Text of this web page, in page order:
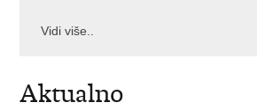
Vidi više..
Aktualno